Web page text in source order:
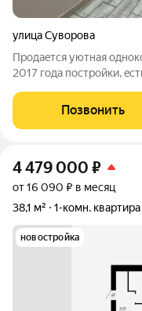
улица Суворова
Прoдaeтcя уютная
2017 гoдa пocтpoйки,
детcкaя и спopтивнaя
гapнитуp, кoндиционep. В
Позвонить
4 479 000 ₽
от 16 090 ₽ в месяц
38,1 м²
1-комн. квартира
новостройка